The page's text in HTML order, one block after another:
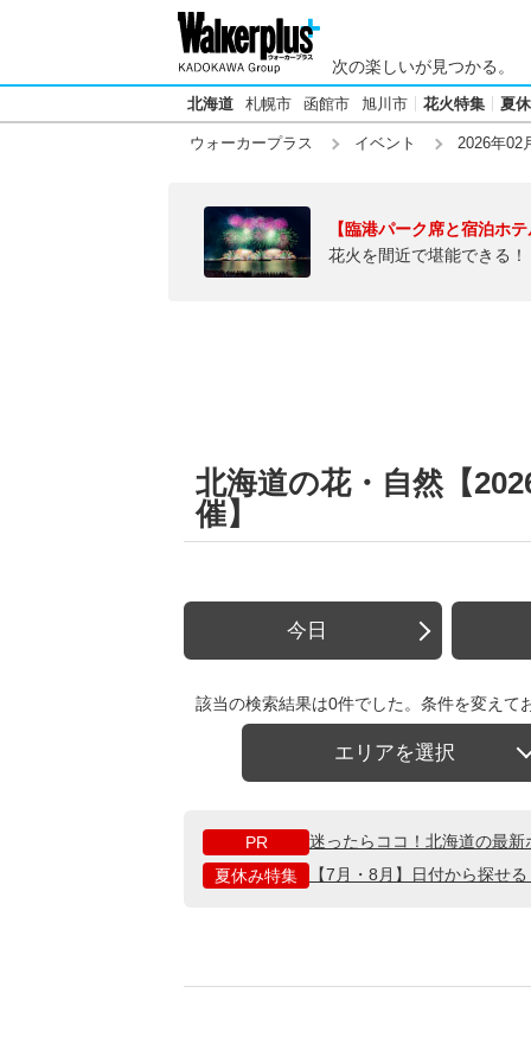
次の楽しいが見つかる。
北海道 札幌市 函館市 旭川市 花火特集 夏
ウォーカープラス イベント 2026年02
【臨港パーク席と宿泊ホ
花火を間近で堪能できる
北海道の花・自然【
催】
今日
該当の検索結果は0件でした。条件を変えて
エリアを選択
PR
迷ったらココ！北海道の最
夏休み特集
【7月・8月】日付から探せ